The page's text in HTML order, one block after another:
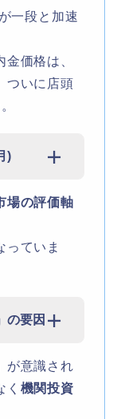
一段と加速
価格は、
ついに店頭
)
場の評価軸
っていま
の要因
が意識され
く 機関投資